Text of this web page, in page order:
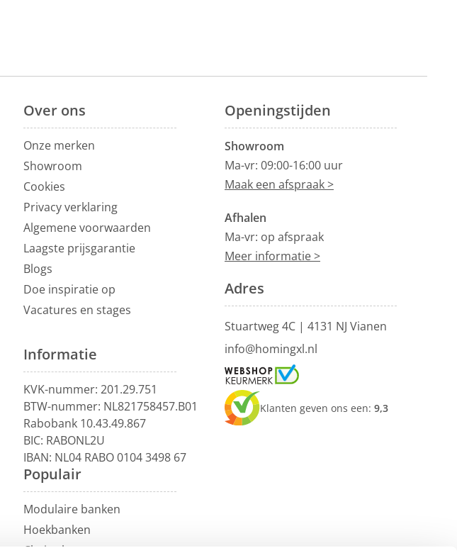
Over ons
Onze merken
Showroom
Cookies
Privacy verklaring
Algemene voorwaarden
Laagste prijsgarantie
Blogs
Doe inspiratie op
Vacatures en stages
Informatie
KVK-nummer: 201.29.751
BTW-nummer: NL821758457.B01
Rabobank 10.43.49.867
BIC: RABONL2U
IBAN: NL04 RABO 0104 3498 67
Populair
Modulaire banken
Hoekbanken
Chaise longue
Openingstijden
Showroom
Ma-vr: 09:00-16:00 uur
Maak een afspraak >
Afhalen
Ma-vr: op afspraak
Meer informatie >
Adres
Stuartweg 4C | 4131 NJ Vianen
info@homingxl.nl
Klanten geven ons een: 9,3